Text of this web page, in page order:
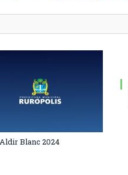
Blanc 2024